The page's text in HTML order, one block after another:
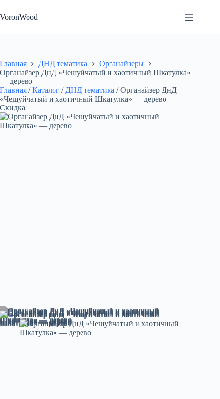
к
сути
VoronWood
Главная ДНД тематика
Органайзеры
Органайзер ДнД «Чешуйчатый и хаотичный Шкатулка»
— дерево
Главная / Каталог / ДНД тематика / Органайзер ДнД
«Чешуйчатый и хаотичный Шкатулка» — дерево
Скидка